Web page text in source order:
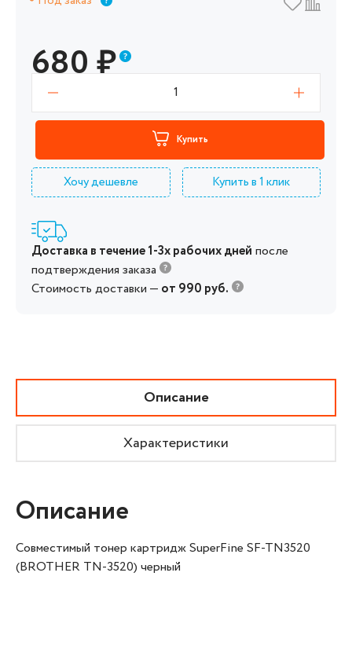
680₽
1
Купить
Хочу дешевле Купить в 1 клик
Доставка в течение 1-3х рабочих дней после
подтверждения заказа
Стоимость доставки — от 990 руб.
Описание
Характеристики
Описание
Совместимый тонер картридж SuperFine SF-TN3520
(BROTHER TN-3520) черный